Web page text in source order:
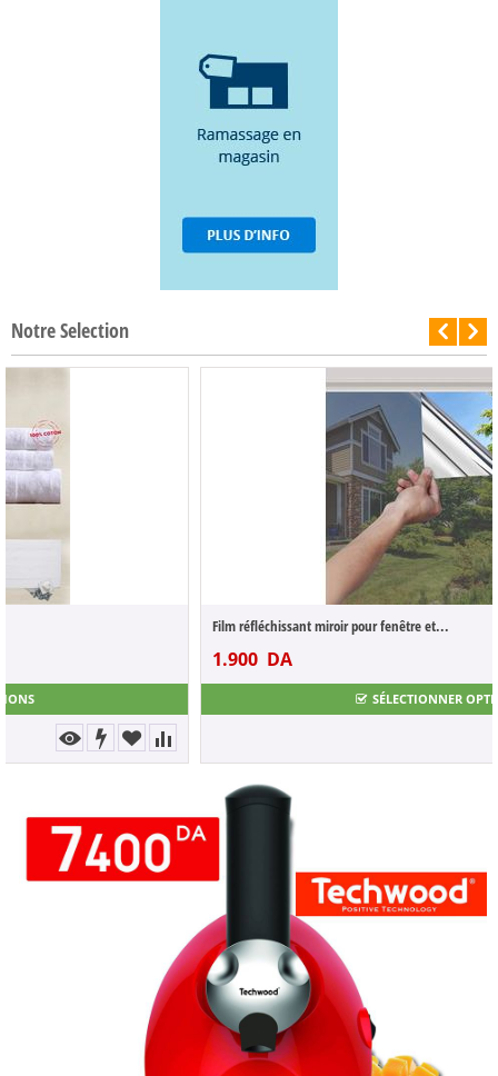
Notre Selection
-50%
Film réfléchissant miroir pour fenêtre et...